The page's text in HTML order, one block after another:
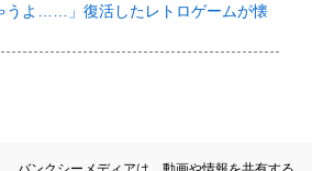
うよ……」復活したレトロゲームが懐